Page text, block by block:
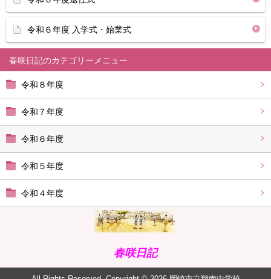
春咲日記
令和８年度
令和７年度
令和６年度
令和５年度
令和４年度
春咲日記
令和６年度 入学式・始業式